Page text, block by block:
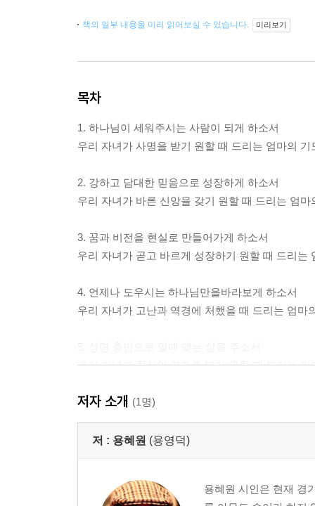
책의 일부 내용을 미리 읽어보실 수 있습니다. 미리보기
목차
1. 하나님이 세워주시는 사람이 되게 하소서
우리 자녀가 사명을 받기 원할 때 드리는 엄마의 기
2. 강하고 담대한 믿음으로 성장하게 하소서
우리 자녀가 바른 신앙을 갖기 원할 때 드리는 엄마
3. 꿈과 비전을 현실로 만들어가게 하소서
우리 자녀가 곧고 바르게 성장하기 원할 때 드리는
4. 언제나 도우시는 하나님만을바라보게 하소서
우리 자녀가 고난과 역경에 처했을 때 드리는 엄마
우리 자녀가 최선의 결과를 맺기 원할 때 드리는 엄
저자 소개 (1명)
저 : 용혜원 (용영덕)
용혜원 시인은 현재 경